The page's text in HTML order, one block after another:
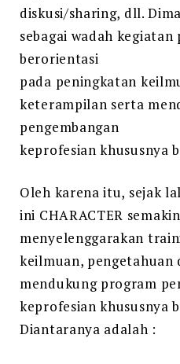
diskusi/sharing, dll.
sebagai wadah
berorientasi
pada peningkatan
keterampilan serta
pengembangan
keprofesian khususnya
Oleh karena itu, sejak
ini CHARACTER
menyelenggarakan
keilmuan,
mendukung program
keprofesian khususnya
Diantaranya adalah :